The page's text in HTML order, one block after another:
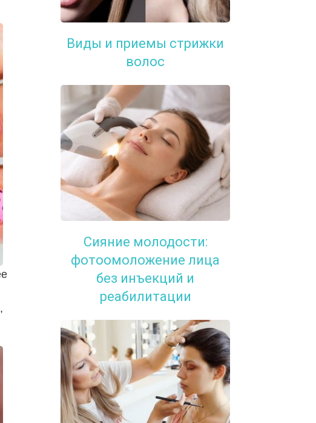
Виды и приемы стрижки
волос
Сияние молодости:
фотоомоложение лица
без инъекций и
реабилитации